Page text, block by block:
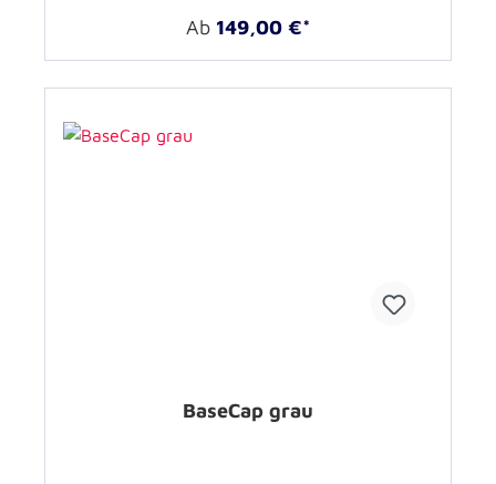
Ab 149,00 €*
BaseCap grau